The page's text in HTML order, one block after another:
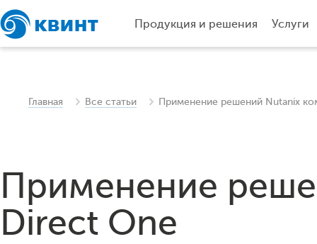
Продукция и решения Услуги
Главная Все статьи Применение решений Nutanix
Применение
Direct One